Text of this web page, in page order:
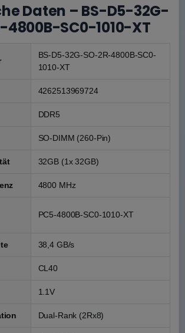
Daten – BS-D5-32G-
4800B-SC0-1010-XT
BS-D5-32G-SO-2R-4800B-SC0-
1010-XT
4262513969724
DDR5
SO-DIMM (260-Pin)
32GB (1x 32GB)
4800 MHz
PC5-4800B-SC0-1010-XT
38,4 GB/s
CL40
1.1V
Dual-Rank (2Rx8)